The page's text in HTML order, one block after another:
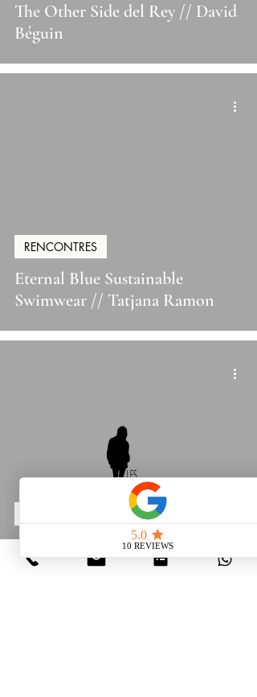
The Other Side del Rey // David
Béguin
Eternal Blue Sustainable
Swimwear // Tatjana Ramon
RENCONTRES
Les Maisons de Sophy // Sophy
Pomeranc